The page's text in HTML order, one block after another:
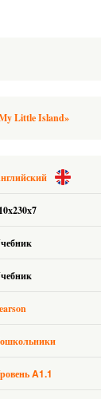
Little Island»
A1.1